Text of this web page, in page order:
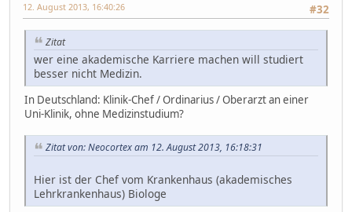
#32
12. August 2013, 16:40:26
Zitat
wer eine akademische Karriere machen will studiert
besser nicht Medizin.
In Deutschland: Klinik-Chef / Ordinarius / Oberarzt an einer
Uni-Klinik, ohne Medizinstudium?
Zitat von: Neocortex am 12. August 2013, 16:18:31
Hier ist der Chef vom Krankenhaus (akademisches
Lehrkrankenhaus) Biologe